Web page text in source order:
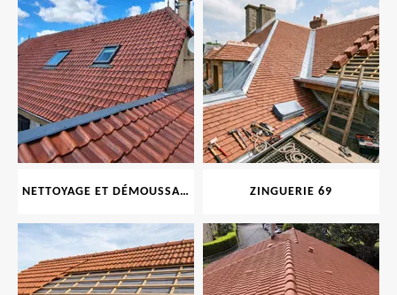
NETTOYAGE ET DÉMOUSSAGE DE TOITURE ET FAÇADE 69 ZINGUERIE 69